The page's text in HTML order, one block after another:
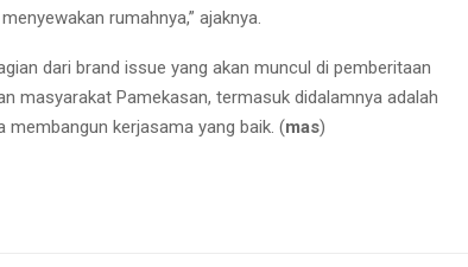
rumahnya,” ajaknya.
dari brand issue yang akan muncul di pemberitaan
masyarakat Pamekasan, termasuk didalamnya adalah
kerjasama yang baik. (mas)